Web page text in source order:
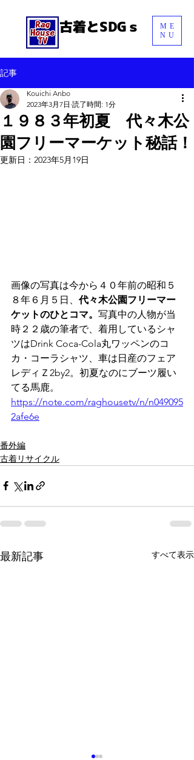
古着とSDGｓ
ME
NU
記事
１９８３年初夏 代々木公
園フリーマーケット秘話！
Kouichi Anbo
2023年3月7日 読了時間: 1分
更新日： 2023年5月19日
画像の写真は今から４０年前の昭和５
８年６月５日、代々木公園フリーマー
ケットのひとコマ。 写真中の人物が当
時２２歳の筆者で、着用しているシャ
ツはDrink Coca-Cola丸ワッペンのコ
カ・コーラシャツ、車は日産のフェア
レディＺ2by2。初夏なのにブーツ履い
てる馬鹿。
https://note.com/raghousetv/n/n049095
2afe6e
番外編
古着リサイクル
最新記事 すべて表示